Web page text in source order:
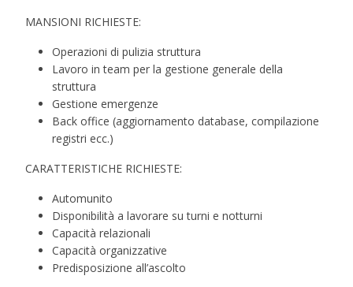
MANSIONI RICHIESTE:
Operazioni di pulizia struttura
Lavoro in team per la gestione generale della
struttura
Gestione emergenze
Back office (aggiornamento database, compilazione
registri ecc.)
CARATTERISTICHE RICHIESTE:
Automunito
Disponibilità a lavorare su turni e notturni
Capacità relazionali
Capacità organizzative
Predisposizione all’ascolto